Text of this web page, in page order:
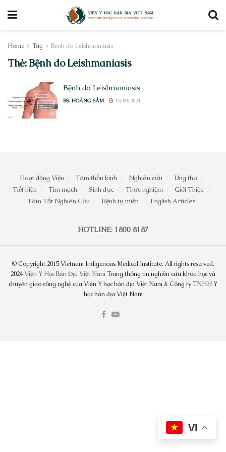
Home Tag Bệnh do Leishmaniasis
Thẻ:Bệnh do Leishmaniasis
Bệnh do Leishmaniasis
BS. HOÀNG SẦM 15/08/2024
Hoạt động Viện Tâm thần kinh Nghiên cứu
Ung thư
Tiết niệu
Tim mạch Sinh dục Thực nghiệm
Giới Thiệu
Tóm Tắt Nghiên Cứu
Bệnh tự miễn English Articles
HOTLINE: 1800 8187
© Copyright 2015 Vietnam Indigenous Medical Institute. All rights reserved.
2024Viện Y Học Bản Địa Việt NamTrang thông tin nghiên cứu khoa học và
chuyển giao công nghệ của Viện Y học bản địa Việt Nam & Công ty TNHH Y
học bản địa Việt Nam
VI